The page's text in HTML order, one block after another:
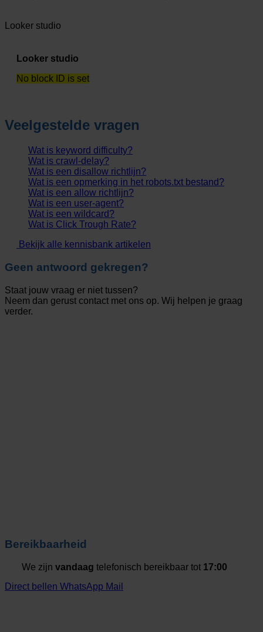
Looker studio
Looker studio
No block ID is set
Veelgestelde vragen
Wat is keyword difficulty?
Wat is crawl-delay?
Wat is een disallow richtlijn?
Wat is een opmerking in het robots.txt bestand?
Wat is een allow richtlijn?
Wat is een user-agent?
Wat is een wildcard?
Wat is Click Trough Rate?
Bekijk alle kennisbank artikelen
Geen antwoord gekregen?
Staat jouw vraag er niet tussen?
Neem dan gerust contact met ons op. Wij helpen je graag
verder.
Bereikbaarheid
We zijn vandaag telefonisch bereikbaar tot 17:00
Direct bellen WhatsApp Mail